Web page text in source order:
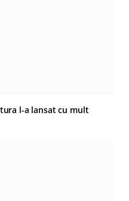
l-a lansat cu mult